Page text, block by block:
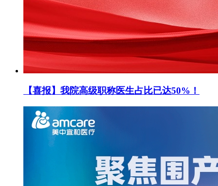
【喜报】我院高级职称医生占比已达50%！